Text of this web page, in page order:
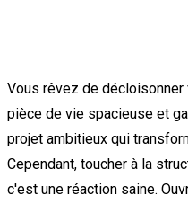
Vous rêvez de
pièce de vie spacieuse et
projet ambitieux qui
Cependant, toucher à la
c'est une réaction saine.